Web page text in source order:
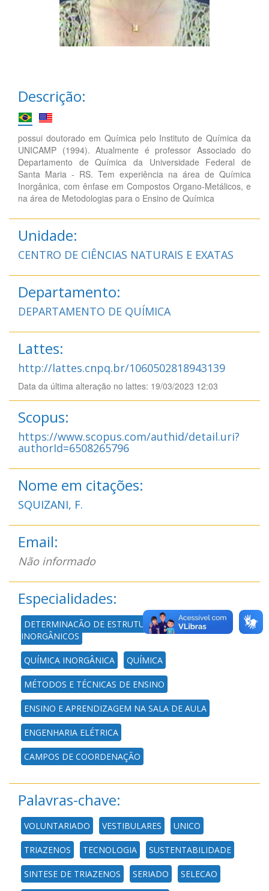
Descrição:
possui doutorado em Química pelo Instituto de Química da
UNICAMP (1994). Atualmente é professor Associado do
Departamento de Química da Universidade Federal de
Santa Maria - RS. Tem experiência na área de Química
Inorgânica, com ênfase em Compostos Organo-Metálicos, e
na área de Metodologias para o Ensino de Química
Unidade:
CENTRO DE CIÊNCIAS NATURAIS E EXATAS
Departamento:
DEPARTAMENTO DE QUÍMICA
Lattes:
http://lattes.cnpq.br/1060502818943139
Data da última alteração no lattes: 19/03/2023 12:03
Scopus:
https://www.scopus.com/authid/detail.uri?
authorId=6508265796
Nome em citações:
SQUIZANI, F.
Email:
Não informado
Especialidades:
DETERMINAÇÃO DE ESTRUTURA DE COMPOSTOS
INORGÂNICOS
QUÍMICA INORGÂNICA QUÍMICA
MÉTODOS E TÉCNICAS DE ENSINO
ENSINO E APRENDIZAGEM NA SALA DE AULA
ENGENHARIA ELÉTRICA
CAMPOS DE COORDENAÇÃO
Palavras-chave:
VOLUNTARIADO VESTIBULARES UNICO
TRIAZENOS TECNOLOGIA SUSTENTABILIDADE
SINTESE DE TRIAZENOS SERIADO SELECAO